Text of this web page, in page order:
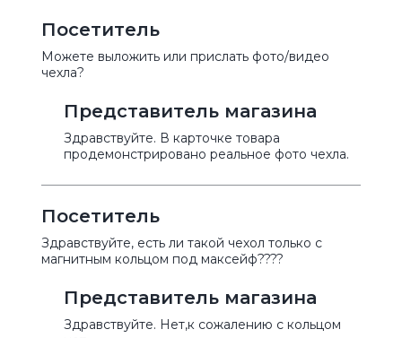
Посетитель
Можете выложить или прислать фото/видео
чехла?
Представитель магазина
Здравствуйте. В карточке товара
продемонстрировано реальное фото чехла.
Посетитель
Здравствуйте, есть ли такой чехол только с
магнитным кольцом под максейф????
Представитель магазина
Здравствуйте. Нет,к сожалению с кольцом